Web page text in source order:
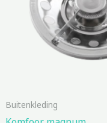
Buitenkleding